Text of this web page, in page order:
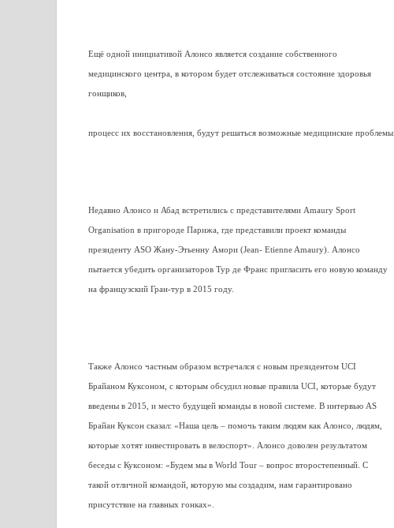
Ещё одной инициативой Алонсо является создание собственного
медицинского центра, в котором будет отслеживаться состояние здоровья
гонщиков,
процесс их восстановления, будут решаться возможные медицинские проблемы.
Недавно Алонсо и Абад встретились с представителями Amaury Sport
Organisation в пригороде Парижа, где представили проект команды
президенту ASO Жану-Этьенну Амори (Jean- Etienne Amaury). Алонсо
пытается убедить организаторов Тур де Франс пригласить его новую команду
на французский Гран-тур в 2015 году.
Также Алонсо частным образом встречался с новым президентом UCI
Брайаном Куксоном, с которым обсудил новые правила UCI, которые будут
введены в 2015, и место будущей команды в новой системе. В интервью AS
Брайан Куксон сказал: «Наша цель – помочь таким людям как Алонсо, людям,
которые хотят инвестировать в велоспорт». Алонсо доволен результатом
беседы с Куксоном: «Будем мы в World Tour – вопрос второстепенный. С
такой отличной командой, которую мы создадим, нам гарантировано
присутствие на главных гонках».